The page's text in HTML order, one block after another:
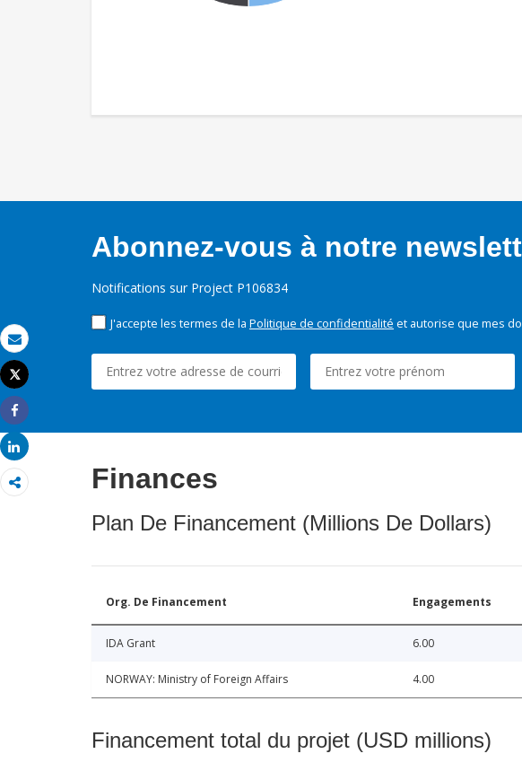
Email
Imprimer
Tweet
Share
Share
Abonnez-vous à notre
Notifications sur Project P106834
J'accepte les termes de la Politique de confidentialité et autorise que mes
Finances
Plan De Financement (Millions De Dollars)
Org. De Financement Engagements
IDA Grant 6.00
NORWAY: Ministry of Foreign Affairs 4.00
Financement total du projet (USD millions)